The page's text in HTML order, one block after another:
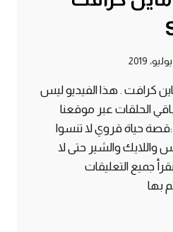
كرافت . هذا الفيديو ليس
الحلقات عبر موقعنا
:قصة حياة قروي لا تنسوا
واللايك والشير حتى لا
جميع التعليقات
بها